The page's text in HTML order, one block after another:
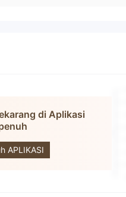
di Aplikasi
APLIKASI
AAX